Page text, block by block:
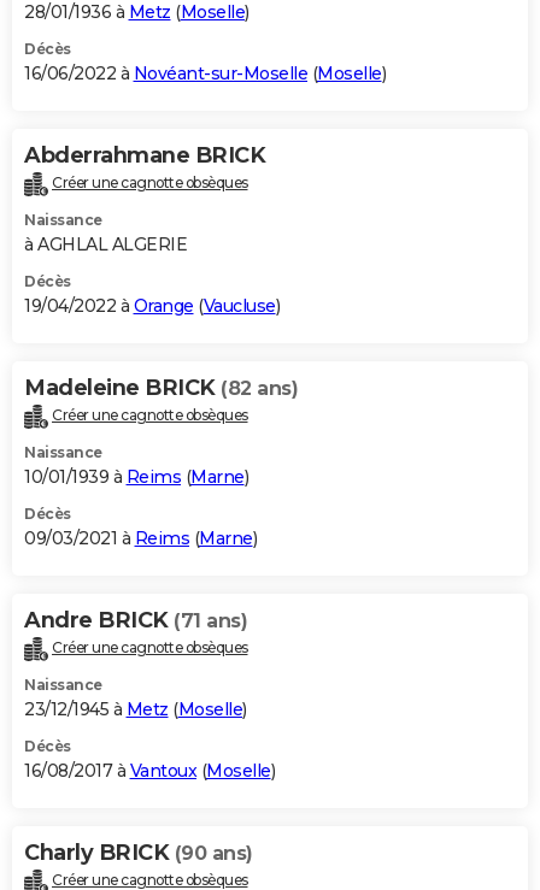
28/01/1936 à Metz (Moselle)
Décès
16/06/2022 à Novéant-sur-Moselle (Moselle)
Abderrahmane BRICK
Créer une cagnotte obsèques
Naissance
à AGHLAL ALGERIE
Décès
19/04/2022 à Orange (Vaucluse)
Madeleine BRICK (82 ans)
Créer une cagnotte obsèques
Naissance
10/01/1939 à Reims (Marne)
Décès
09/03/2021 à Reims (Marne)
Andre BRICK (71 ans)
Créer une cagnotte obsèques
Naissance
23/12/1945 à Metz (Moselle)
Décès
16/08/2017 à Vantoux(Moselle)
Charly BRICK (90 ans)
Créer une cagnotte obsèques